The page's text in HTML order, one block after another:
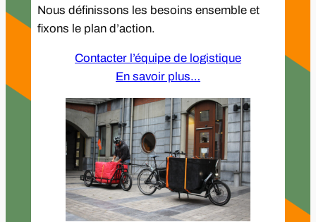
Nous définissons les besoins ensemble et
fixons le plan d’action.
Contacter l’équipe de logistique
En savoir plus…